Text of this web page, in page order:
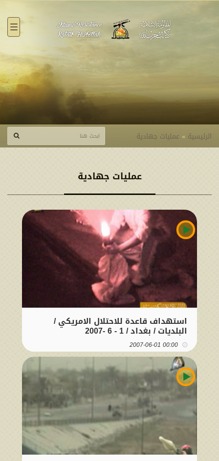
الرئيسية » عمليات جهادية
عمليات جهادية
استهداف قاعدة للاحتلال الامريكي /
البلديات / بغداد / 1 - 6 -2007
00:00 2007-06-01